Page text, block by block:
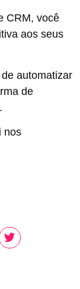
CRM, você
aos seus
automatizar
de
nos